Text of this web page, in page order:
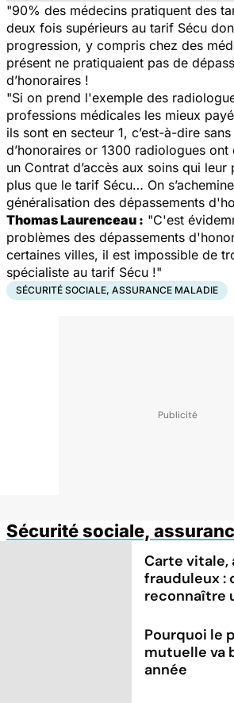
"90% des médecins pratiquent des
deux fois supérieurs au tarif Sécu
progression, y compris chez des
présent ne pratiquaient pas de
d’honoraires !
"Si on prend l'exemple des
professions médicales les mieux
ils sont en secteur 1, c’est-à-dire
d’honoraires or 1300 radiologues ont
un Contrat d’accès aux soins qui
plus que le tarif Sécu… On
généralisation des dépassements
Thomas Laurenceau : "C'est
problèmes des dépassements
certaines villes, il est impossible de
spécialiste au tarif Sécu !"
SÉCURITÉ SOCIALE, ASSURANCE MALADIE
Sécurité sociale,
Carte vitale,
frauduleux :
reconnaître
Pourquoi le
mutuelle va
année